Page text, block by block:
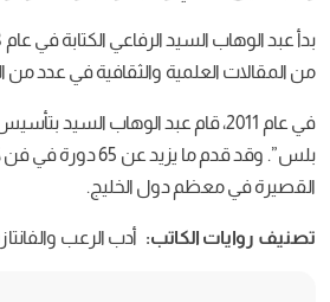
من المقالات العلمية والثقافية في عدد من
في عام 2011، قام عبد الوهاب السيد
بلس”. وقد قدم ما يزيد عن
القصيرة في معظم دول الخليج.
تصنيف روايات الكاتب: أدب الرعب والفانتازيا